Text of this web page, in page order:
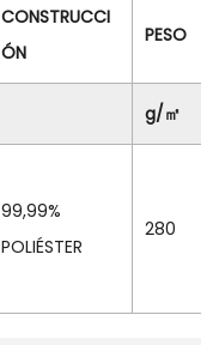
CONSTRUCCI
ÓN
PESO
g/㎡
99,99%
POLIÉSTER
280